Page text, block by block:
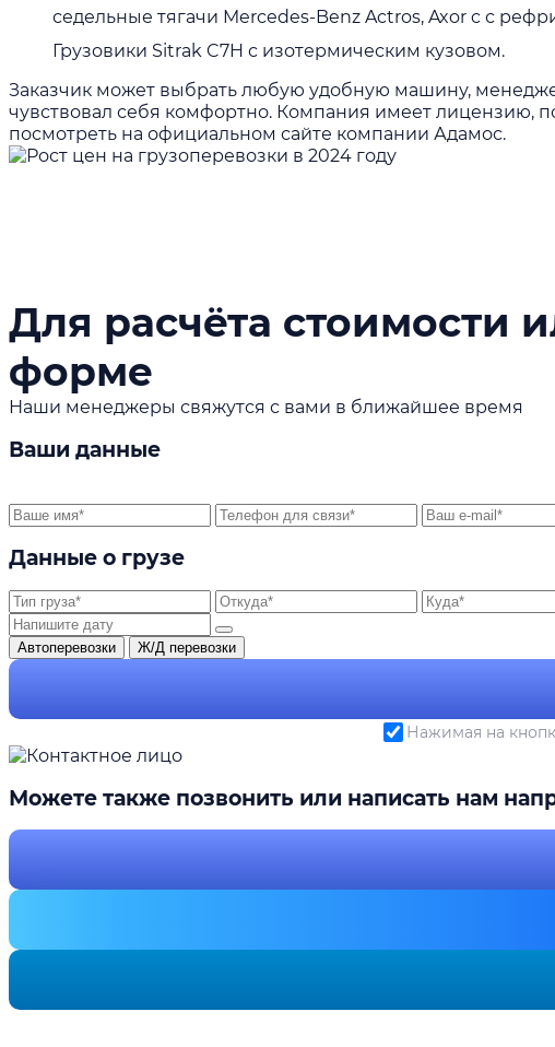
седельные тягачи Mercedes-Benz Actros, Axor c с
Грузовики Sitrak C7H с изотермическим кузовом.
Заказчик может выбрать любую удобную машину,
чувствовал себя комфортно. Компания имеет лицензию,
посмотреть на официальном сайте компании Адамос.
Для расчёта стоимости
форме
Наши менеджеры свяжутся с вами в ближайшее время
Ваши данные
Данные о грузе
Автоперевозки Ж/Д перевозки
Нажимая на
Можете также позвонить или написать нам